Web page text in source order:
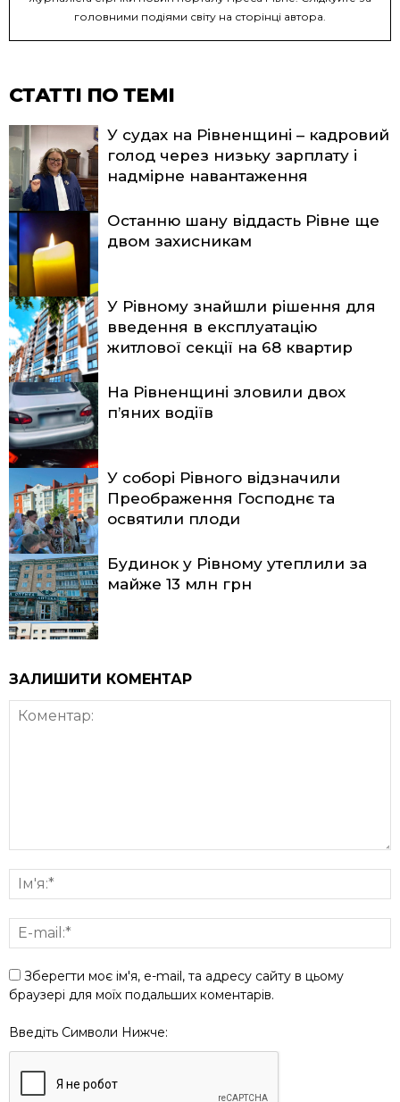
головними подіями світу на сторінці автора.
СТАТТІ ПО ТЕМІ
У судах на Рівненщині – кадровий
голод через низьку зарплату і
надмірне навантаження
Останню шану віддасть Рівне ще
двом захисникам
У Рівному знайшли рішення для
введення в експлуатацію
житлової секції на 68 квартир
На Рівненщині зловили двох
п’яних водіїв
У соборі Рівного відзначили
Преображення Господнє та
освятили плоди
Будинок у Рівному утеплили за
майже 13 млн грн
ЗАЛИШИТИ КОМЕНТАР
Зберегти моє ім'я, e-mail, та адресу сайту в цьому
браузері для моїх подальших коментарів.
Введіть Символи Нижче: